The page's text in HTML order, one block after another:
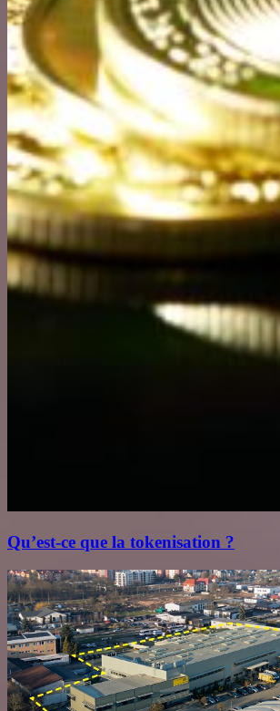
Qu’est‑ce que la tokenisation ?